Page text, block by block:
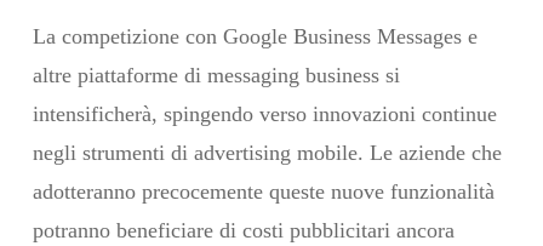
La competizione con Google Business Messages e
altre piattaforme di messaging business si
intensificherà, spingendo verso innovazioni continue
negli strumenti di advertising mobile. Le aziende che
adotteranno precocemente queste nuove funzionalità
potranno beneficiare di costi pubblicitari ancora